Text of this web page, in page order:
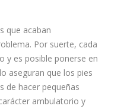
que acaban
Por suerte, cada
y es posible ponerse en
aseguran que los pies
de hacer pequeñas
ambulatorio y